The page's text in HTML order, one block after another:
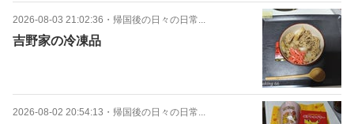
2026-08-03 21:02:36 ・ 帰国後の日々の日常...
吉野家の冷凍品
2026-08-02 20:54:13 ・ 帰国後の日々の日常...